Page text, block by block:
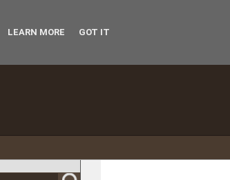
LEARN MORE GOT IT